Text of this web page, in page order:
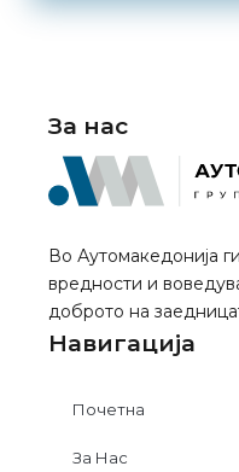
За нас
Во Аутомакедонија
вредности и
доброто на
Навигација
Почетна
За Нас